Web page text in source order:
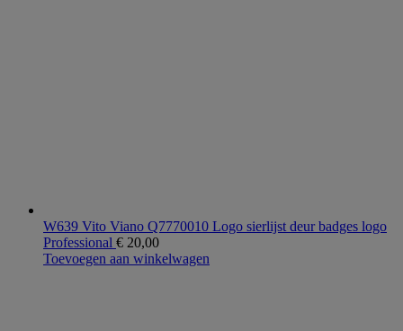
W639 Vito Viano Q7770010 Logo sierlijst deur badges logo
Professional € 20,00
Toevoegen aan winkelwagen